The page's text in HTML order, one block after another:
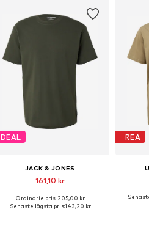
DEAL
JACK & JONES
161,10 kr
Ordinarie pris: 205,00 kr
Senaste lägsta pris:143,20 kr
REA